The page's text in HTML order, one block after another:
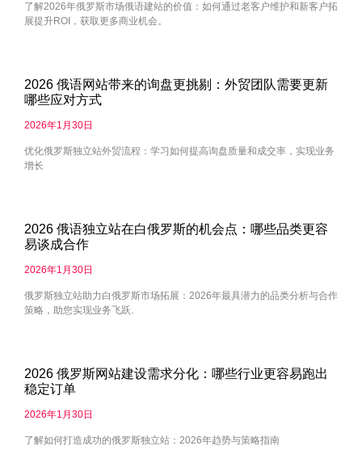
了解2026年俄罗斯市场俄语建站的价值：如何通过老客户维护和新客户拓
展提升ROI，获取更多商业机会。
2026 俄语网站带来的询盘更挑剔：外贸团队需要更新
哪些应对方式
2026年1月30日
优化俄罗斯独立站外贸流程：学习如何提高询盘质量和成交率，实现业务
增长
2026 俄语独立站在白俄罗斯的机会点：哪些品类更容
易谈成合作
2026年1月30日
俄罗斯独立站助力白俄罗斯市场拓展：2026年最具潜力的品类分析与合作
策略，助您实现业务飞跃.
2026 俄罗斯网站建设需求分化：哪些行业更容易跑出
稳定订单
2026年1月30日
了解如何打造成功的俄罗斯独立站：2026年趋势与策略指南